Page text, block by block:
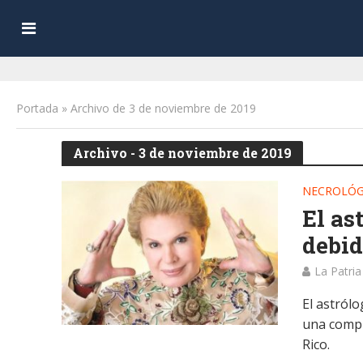
Portada » Archivo de 3 de noviembre de 2019
Archivo - 3 de noviembre de 2019
El
La Patria
El
una
Rico.